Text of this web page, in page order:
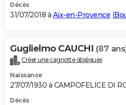
Décès
31/07/2018 à Aix-en-Provence (
Guglielmo CAUCHI (87
Créer une cagnotte obsèques
Naissance
27/07/1930 à CAMPOFELICE DI
Décès